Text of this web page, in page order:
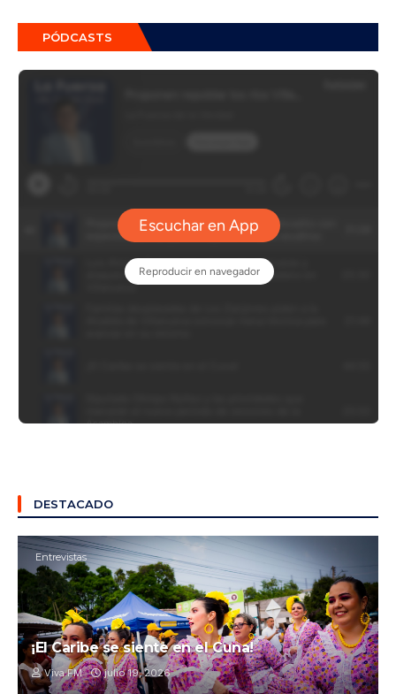
PÓDCASTS
DESTACADO
Entrevistas
¡El Caribe se siente en el Cuna!
Viva FM julio 19, 2026